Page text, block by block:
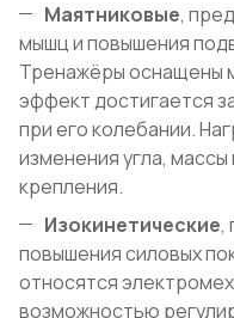
Маятниковые,
мышц и повышения
Тренажёры оснащены
эффект достигается
при его колебании.
изменения угла, массы
крепления.
Изокинетические,
повышения силовых
относятся
возможностью